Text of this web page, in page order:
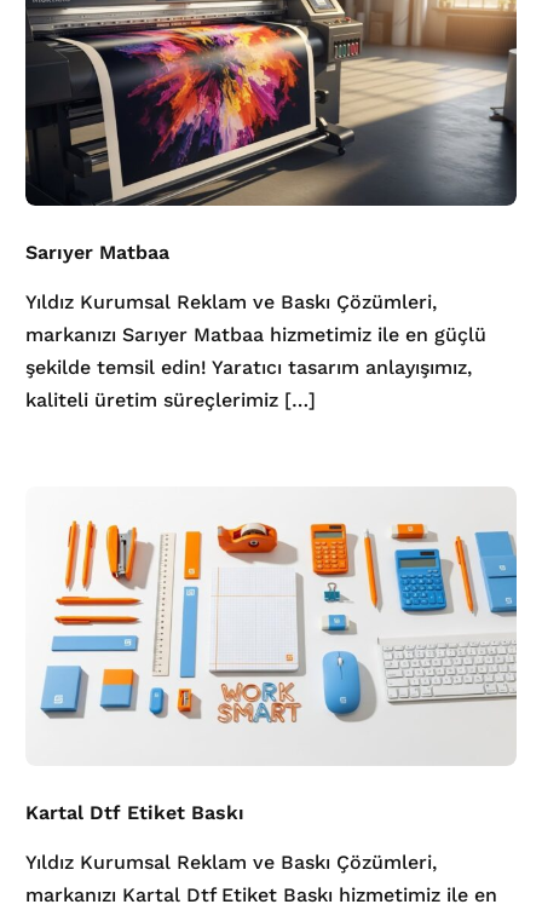
Sarıyer Matbaa
Yıldız Kurumsal Reklam ve Baskı Çözümleri,
markanızı Sarıyer Matbaa hizmetimiz ile en güçlü
şekilde temsil edin! Yaratıcı tasarım anlayışımız,
kaliteli üretim süreçlerimiz […]
Kartal Dtf Etiket Baskı
Yıldız Kurumsal Reklam ve Baskı Çözümleri,
markanızı Kartal Dtf Etiket Baskı hizmetimiz ile en